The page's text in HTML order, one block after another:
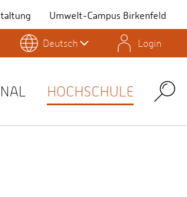
Umwelt-Campus Birkenfeld
Personensuche
Stud.IP
Deutsch Login
HOCHSCHULE Search